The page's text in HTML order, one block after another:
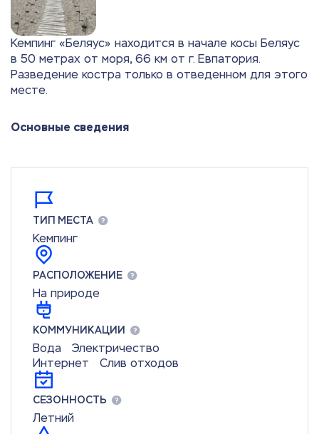
Кемпинг «Беляус» находится в начале косы Беляус
в 50 метрах от моря, 66 км от г. Евпатория.
Разведение костра только в отведенном для этого
месте.
Основные сведения
ТИП МЕСТА
Кемпинг
РАСПОЛОЖЕНИЕ
На природе
КОММУНИКАЦИИ
Вода
Электричество
Интернет
Слив отходов
СЕЗОННОСТЬ
Летний